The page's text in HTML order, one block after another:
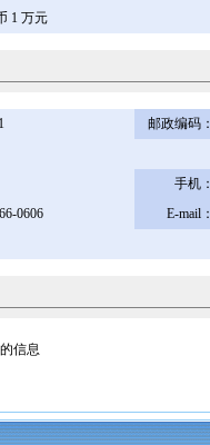
1 万元
邮政编码：
手机：
0606 E-mail：
信息